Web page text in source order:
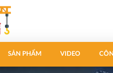
SẢN PHẨM VIDEO